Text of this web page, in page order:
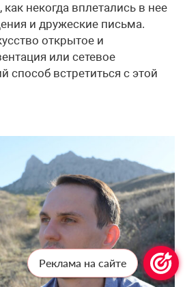
некогда вплетались в нее
и дружеские письма.
открытое и
или сетевое
способ встретиться с этой
Реклама на сайте